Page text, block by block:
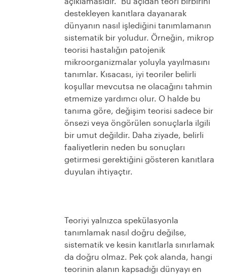
destekleyen kanıtlara dayanarak
dünyanın nasıl işlediğini tanımlamanın
sistematik bir yoludur. Örneğin, mikrop
teorisi hastalığın patojenik
mikroorganizmalar yoluyla yayılmasını
tanımlar. Kısacası, iyi teoriler belirli
koşullar mevcutsa ne olacağını tahmin
etmemize yardımcı olur. O halde bu
tanıma göre, değişim teorisi sadece bir
önsezi veya öngörülen sonuçlarla ilgili
bir umut değildir. Daha ziyade, belirli
faaliyetlerin neden bu sonuçları
getirmesi gerektiğini gösteren kanıtlara
duyulan ihtiyaçtır.
Teoriyi yalnızca spekülasyonla
tanımlamak nasıl doğru değilse,
sistematik ve kesin kanıtlarla sınırlamak
da doğru olmaz. Pek çok alanda, hangi
teorinin alanın kapsadığı dünyayı en